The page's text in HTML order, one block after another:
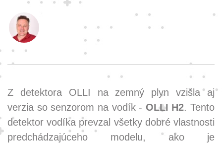
Z detektora OLLI na zemný plyn vzišla aj
verzia so senzorom na vodík - OLLI H2. Tento
detektor vodíka prevzal všetky dobré vlastnosti
predchádzajúceho modelu, ako je